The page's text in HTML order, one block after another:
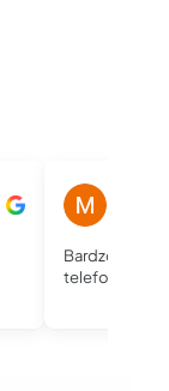
Bardzo dobry
telefoniczny,